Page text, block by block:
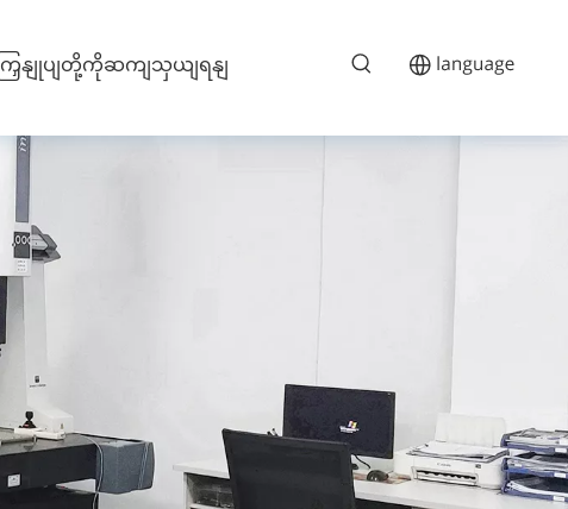
ကြှနျုပျတို့ကိုဆကျသှယျရနျ